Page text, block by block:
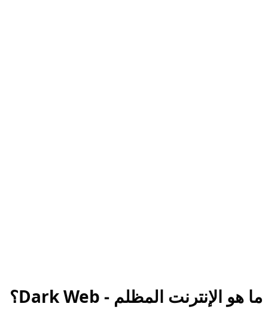
ما هو الإنترنت المظلم - Dark Web؟